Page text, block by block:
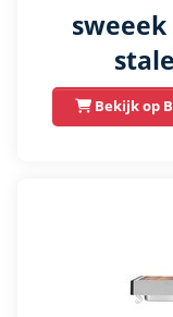
Bekijk op